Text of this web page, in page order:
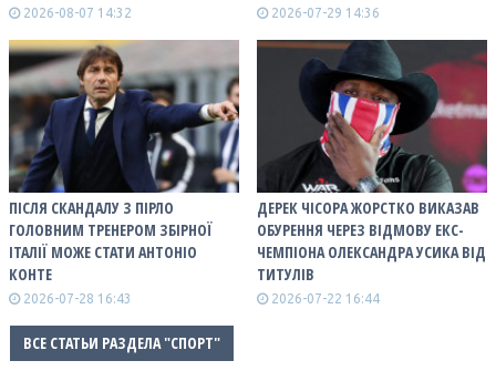
2026-08-07 14:32 2026-07-29 14:36
ПІСЛЯ СКАНДАЛУ З ПІРЛО
ГОЛОВНИМ ТРЕНЕРОМ ЗБІРНОЇ
ІТАЛІЇ МОЖЕ СТАТИ АНТОНІО
КОНТЕ
2026-07-28 16:43
ДЕРЕК ЧІСОРА ЖОРСТКО ВИКАЗАВ
ОБУРЕННЯ ЧЕРЕЗ ВІДМОВУ ЕКС-
ЧЕМПІОНА ОЛЕКСАНДРА УСИКА ВІД
ТИТУЛІВ
2026-07-22 16:44
ВСЕ СТАТЬИ РАЗДЕЛА "СПОРТ"